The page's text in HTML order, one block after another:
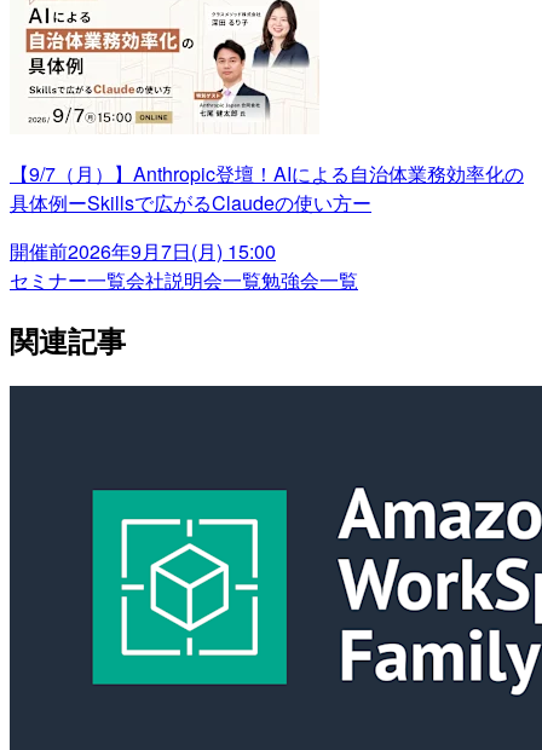
【9/7（月）】Anthropic登壇！AIによる自治体業務効率化の
具体例ーSkillsで広がるClaudeの使い方ー
開催前2026年9月7日(月) 15:00
セミナー一覧会社説明会一覧勉強会一覧
関連記事